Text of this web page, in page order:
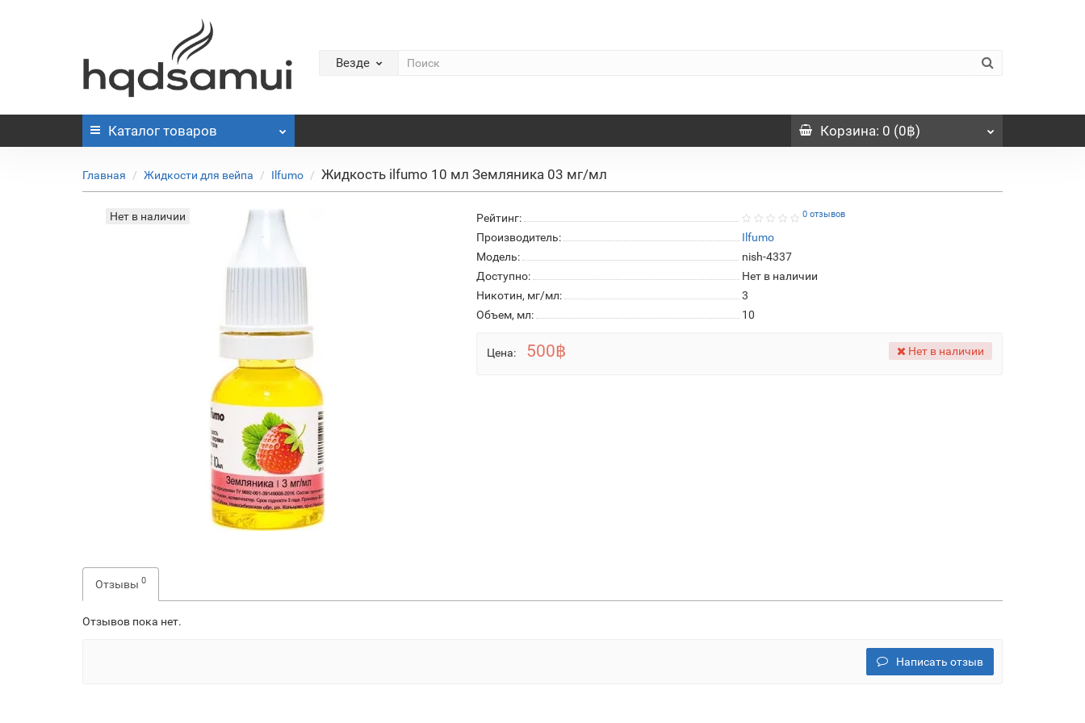
Везде
Каталог товаров Корзина: 0 (0฿)
Главная Жидкости для вейпа Ilfumo Жидкость ilfumo 10 мл Земляника 03 мг/мл
Нет в наличии Рейтинг: 0 отзывов
Производитель:
Ilfumo
Модель:
nish-4337
Доступно:
Нет в наличии
Никотин, мг/мл:
3
Объем, мл:
10
Цена: 500฿ Нет в наличии
Отзывы 0
Отзывов пока нет.
Написать отзыв